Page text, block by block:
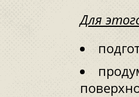
Для